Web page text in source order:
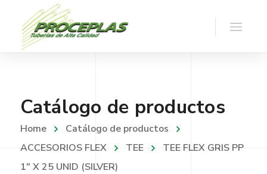
Catálogo de productos
Home
Catálogo de productos
ACCESORIOS FLEX
TEE
TEE FLEX GRIS PP
1″ X 25 UNID (SILVER)